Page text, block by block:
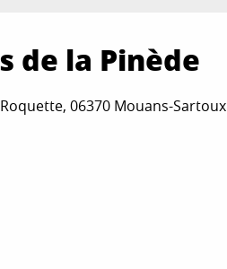
de la Pinède
06370 Mouans-Sartoux